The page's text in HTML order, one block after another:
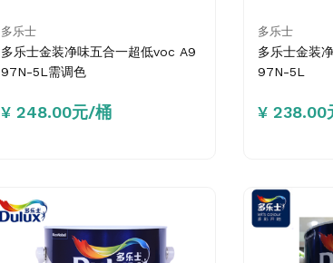
多乐士
多乐士金装净味五合一超低voc A9
97N-5L需调色
¥ 248.00元/桶
多乐士
多乐士金装
97N-5L
¥ 238.00